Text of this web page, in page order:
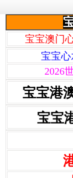
宝宝澳门
宝宝
2026
宝宝港
宝宝